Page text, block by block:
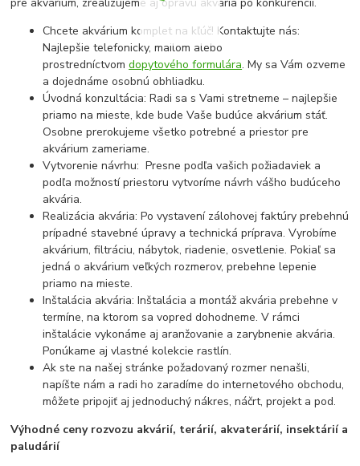
Chcete akvárium komplet na kľúč! Kontaktujte nás:
Najlepšie telefonicky, mailom alebo
prostredníctvomdopytového formulára. My sa Vám ozveme
a dojednáme osobnú obhliadku.
Úvodná konzultácia: Radi sa s Vami stretneme – najlepšie
priamo na mieste, kde bude Vaše budúce akvárium stáť.
Osobne prerokujeme všetko potrebné a priestor pre
akvárium zameriame.
Vytvorenie návrhu: Presne podľa vašich požiadaviek a
podľa možností priestoru vytvoríme návrh vášho budúceho
akvária.
Realizácia akvária: Po vystavení zálohovej faktúry prebehnú
prípadné stavebné úpravy a technická príprava. Vyrobíme
akvárium, filtráciu, nábytok, riadenie, osvetlenie. Pokiaľ sa
jedná o akvárium veľkých rozmerov, prebehne lepenie
priamo na mieste.
Inštalácia akvária: Inštalácia a montáž akvária prebehne v
termíne, na ktorom sa vopred dohodneme. V rámci
inštalácie vykonáme aj aranžovanie a zarybnenie akvária.
Ponúkame aj vlastné kolekcie rastlín.
Ak ste na našej stránke požadovaný rozmer nenašli,
napíšte nám a radi ho zaradíme do internetového obchodu,
môžete pripojiť aj jednoduchý nákres, náčrt, projekt a pod.
Výhodné ceny rozvozu akvárií, terárií, akvaterárií, insektárií a
paludárií